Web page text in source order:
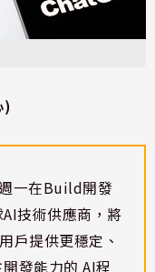
)
一在Build開發
技術供應商，將
戶提供更穩定、
發能力的 AI程